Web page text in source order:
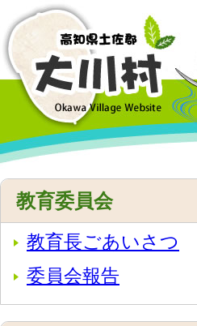
教育委員会
教育長ごあいさつ
委員会報告